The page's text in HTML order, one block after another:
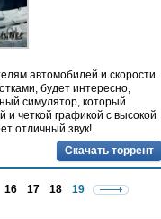
автомобилей и скорости.
будет интересно,
симулятор, который
и четкой графикой с высокой
отличный звук!
Скачать торрент
16 17 18 19